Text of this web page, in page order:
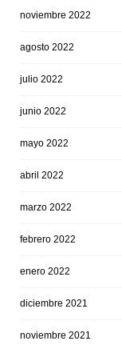
noviembre 2022
agosto 2022
julio 2022
junio 2022
mayo 2022
abril 2022
marzo 2022
febrero 2022
enero 2022
diciembre 2021
noviembre 2021